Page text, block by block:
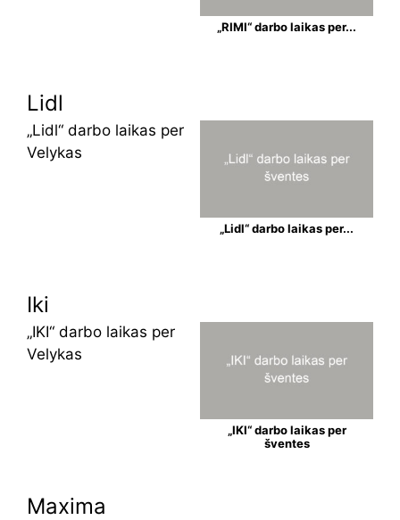
„RIMI“ darbo laikas per...
Lidl
„Lidl“ darbo laikas per
Velykas
„Lidl“ darbo laikas per...
Iki
„IKI“ darbo laikas per
Velykas
„IKI“ darbo laikas per
šventes
Maxima